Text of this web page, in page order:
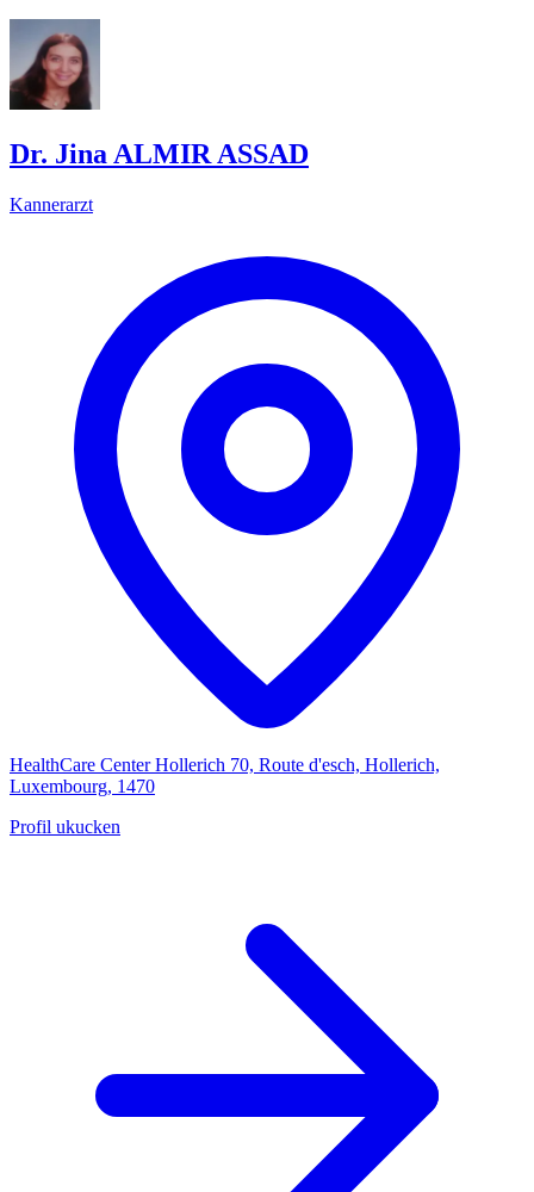
Dr. Jina ALMIR ASSAD
Kannerarzt
HealthCare Center Hollerich 70, Route d'esch, Hollerich,
Luxembourg, 1470
Profil ukucken